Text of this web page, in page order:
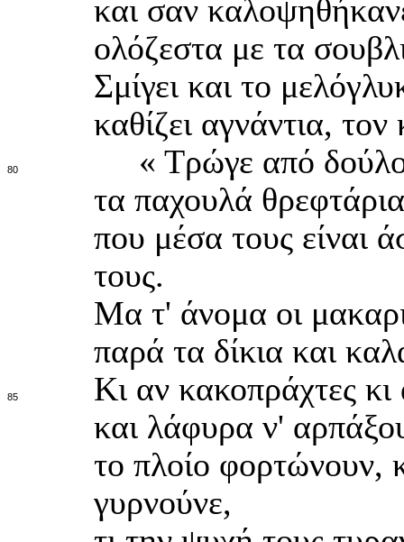
και σαν
ολόζεστα με τα
Σμίγει και το
καθίζει αγνάντια,
80
« Τρώγε από
τα παχουλά
που μέσα τους είναι
τους.
Μα τ' άνομα οι
παρά τα δίκια και
85
Κι αν κακοπράχτες κι
και λάφυρα ν'
το πλοίο φορτώνουν,
γυρνούνε,